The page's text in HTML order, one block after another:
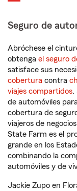
Seguro de
Abróchese el
obtenga el seguro
satisface sus
cobertura contra
viajes compartidos.
de automóviles
cobertura de
viajeros de
State Farm es el
grande en los
combinando la
automóviles y de
Jackie Zupo en